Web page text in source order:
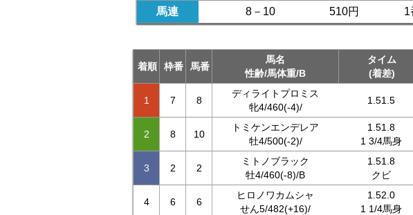
馬連
8－10 510円 1
着順 枠番 馬番
馬名
性齢/馬体重/B
タイム
(着差)
1 7 8
ディライトプロミス
牝4/460(-4)/
1.51.5
2 8 10
トミケンエンデレア
牡4/500(-2)/
1.51.8
1 3/4馬身
3 2 2
ミトノブラック
牡4/460(-8)/B
1.51.8
クビ
4 6 6
ヒロノワカムシャ
せん5/482(+16)/
1.52.0
1 1/4馬身